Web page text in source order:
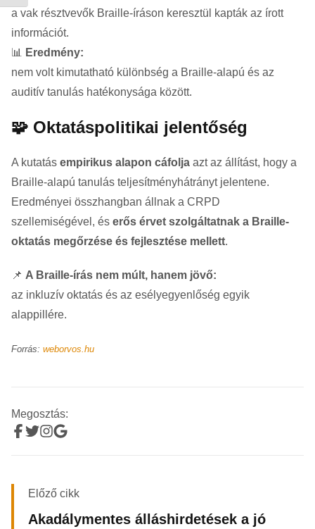
a vak résztvevők Braille-íráson keresztül kapták az írott
információt.
📊
Eredmény:
nem volt kimutatható különbség a Braille-alapú és az
auditív tanulás hatékonysága között.
🧩 Oktatáspolitikai jelentőség
A kutatás empirikus alapon cáfolja azt az állítást, hogy a
Braille-alapú tanulás teljesítményhátrányt jelentene.
Eredményei összhangban állnak a CRPD
szellemiségével, és erős érvet szolgáltatnak a Braille-
oktatás megőrzése és fejlesztése mellett.
📌 A Braille-írás nem múlt, hanem jövő:
az inkluzív oktatás és az esélyegyenlőség egyik
alappillére.
Forrás: weborvos.hu
Megosztás:
Előző cikk
Akadálymentes álláshirdetések a jó